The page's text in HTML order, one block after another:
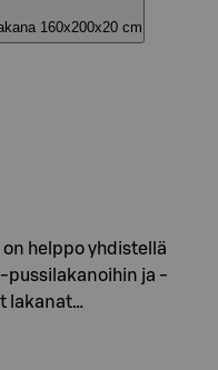
160x200x20 cm
helppo yhdistellä
pussilakanoihin ja -
lakanat…